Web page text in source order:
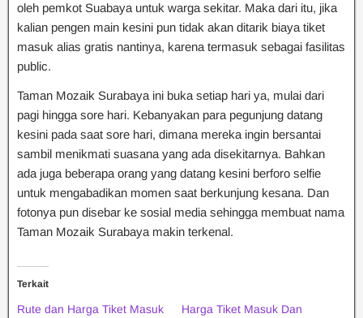
oleh pemkot Suabaya untuk warga sekitar. Maka dari itu, jika
kalian pengen main kesini pun tidak akan ditarik biaya tiket
masuk alias gratis nantinya, karena termasuk sebagai fasilitas
public.
Taman Mozaik Surabaya ini buka setiap hari ya, mulai dari
pagi hingga sore hari. Kebanyakan para pegunjung datang
kesini pada saat sore hari, dimana mereka ingin bersantai
sambil menikmati suasana yang ada disekitarnya. Bahkan
ada juga beberapa orang yang datang kesini berforo selfie
untuk mengabadikan momen saat berkunjung kesana. Dan
fotonya pun disebar ke sosial media sehingga membuat nama
Taman Mozaik Surabaya makin terkenal.
Terkait
Rute dan Harga Tiket Masuk
Harga Tiket Masuk Dan